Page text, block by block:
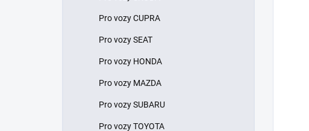
Pro vozy CUPRA
Pro vozy SEAT
Pro vozy HONDA
Pro vozy MAZDA
Pro vozy SUBARU
Pro vozy TOYOTA